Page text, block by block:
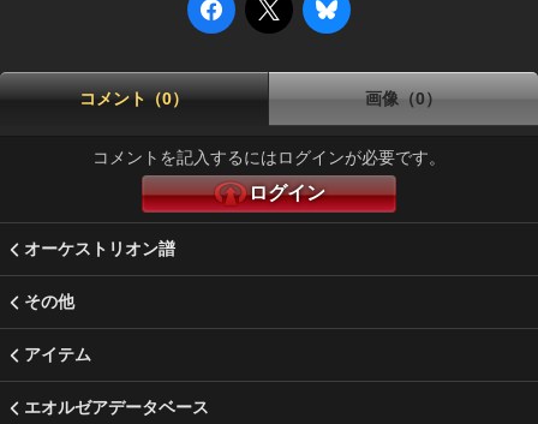
コメント（0） 画像（0）
コメントを記入するにはログインが必要です。
ログイン
オーケストリオン譜
その他
アイテム
エオルゼアデータベース